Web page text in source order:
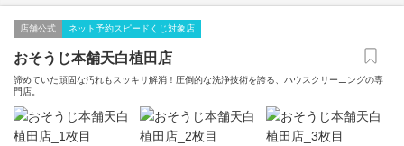
店舗公式 ネット予約スピードくじ対象店
おそうじ本舗天白植田店
諦めていた頑固な汚れもスッキリ解消！圧倒的な洗浄技術を誇る、ハウスクリーニングの専
門店。